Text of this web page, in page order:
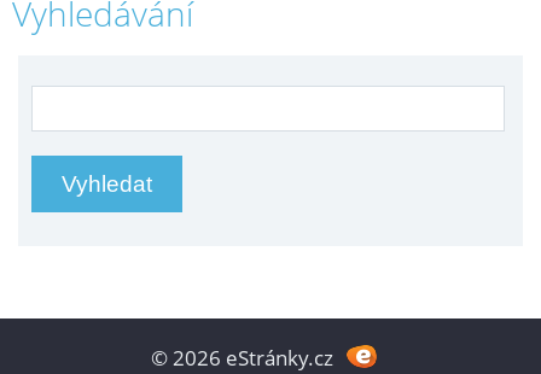
Vyhledávání
© 2026 eStránky.cz